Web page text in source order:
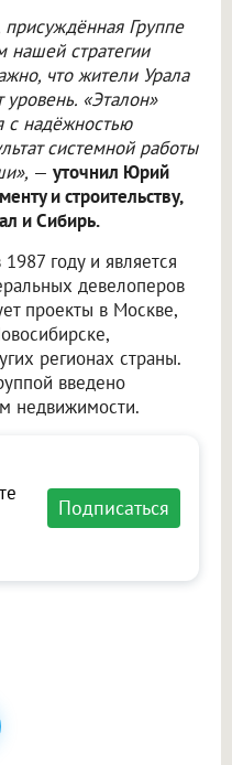
Группе
нашей стратегии
что жители Урала
уровень. «Эталон»
с надёжностью
системной работы
— уточнил Юрий
и строительству,
и Сибирь.
году и является
девелоперов
проекты в Москве,
регионах страны.
введено
недвижимости.
Подписаться